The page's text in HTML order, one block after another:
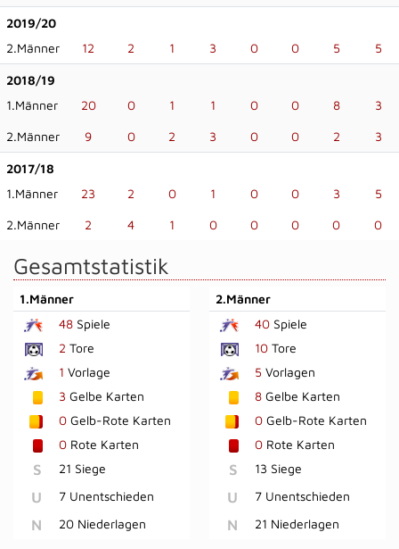
2019/20
2.Männer
12 2 1 3 0 0 5 5
2018/19
1.Männer
20 0 1 1 0 0 8 3
2.Männer 9 0 2 3 0 0 2 3
2017/18
1.Männer
23 2 0 1 0 0 3 5
2.Männer 2 4 1 0 0 0 0 0
Gesamtstatistik
1.Männer
48 Spiele
2 Tore
1 Vorlage
3 Gelbe Karten
0 Gelb-Rote Karten
0 Rote Karten
S 21 Siege
U 7 Unentschieden
N 20 Niederlagen
2.Männer
40Spiele
10Tore
5 Vorlagen
8Gelbe Karten
0Gelb-Rote Karten
0Rote Karten
S 13 Siege
U 7 Unentschieden
N 21 Niederlagen